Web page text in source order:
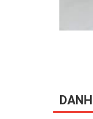
Ghế
quây